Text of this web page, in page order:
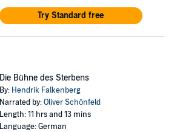
Try Standard free
Die Bühne des Sterbens
By: Hendrik Falkenberg
Narrated by:Oliver Schönfeld
Length: 11 hrs and 13 mins
Language: German